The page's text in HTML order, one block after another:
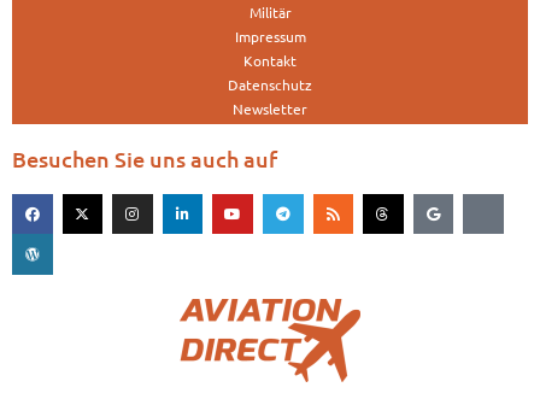
Militär
Impressum
Kontakt
Datenschutz
Newsletter
Besuchen Sie uns auch auf